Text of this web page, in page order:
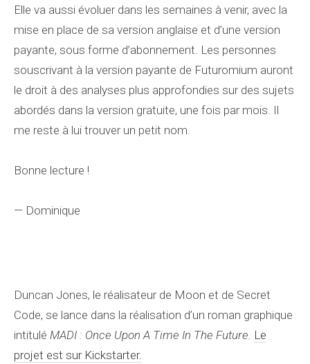
Elle va aussi évoluer dans les semaines à venir, avec la
mise en place de sa version anglaise et d’une version
payante, sous forme d’abonnement. Les personnes
souscrivant à la version payante de Futuromium auront
le droit à des analyses plus approfondies sur des sujets
abordés dans la version gratuite, une fois par mois. Il
me reste à lui trouver un petit nom.
Bonne lecture !
— Dominique
Duncan Jones, le réalisateur de Moon et de Secret
Code, se lance dans la réalisation d’un roman graphique
intitulé MADI : Once Upon A Time In The Future. Le
projet est sur Kickstarter.